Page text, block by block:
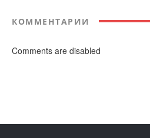
КОММЕНТАРИИ
Comments are disabled